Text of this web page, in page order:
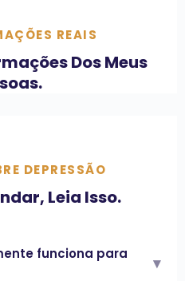
REAIS
Dos Meus
DEPRESSÃO
Leia Isso.
funciona para
▾